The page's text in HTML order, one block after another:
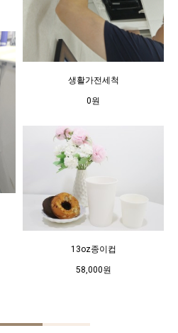
생활가전세척
0원
13oz종이컵
58,000원